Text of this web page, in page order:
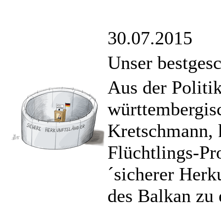
30.07.2015
Unser
Aus der
Kretschmann,
Flüchtlings-
´sicherer
des Balkan zu